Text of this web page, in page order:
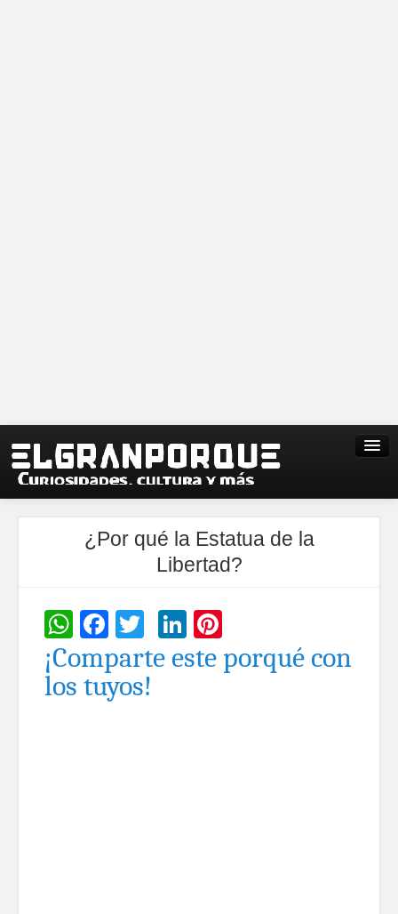
¿Por qué la Estatua de la
Libertad?
WhatsApp
Facebook
TwitterLinkedIn
¡Comparte este porqué con
los tuyos!